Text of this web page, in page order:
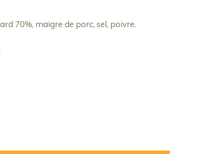
70%, maigre de porc, sel, poivre.